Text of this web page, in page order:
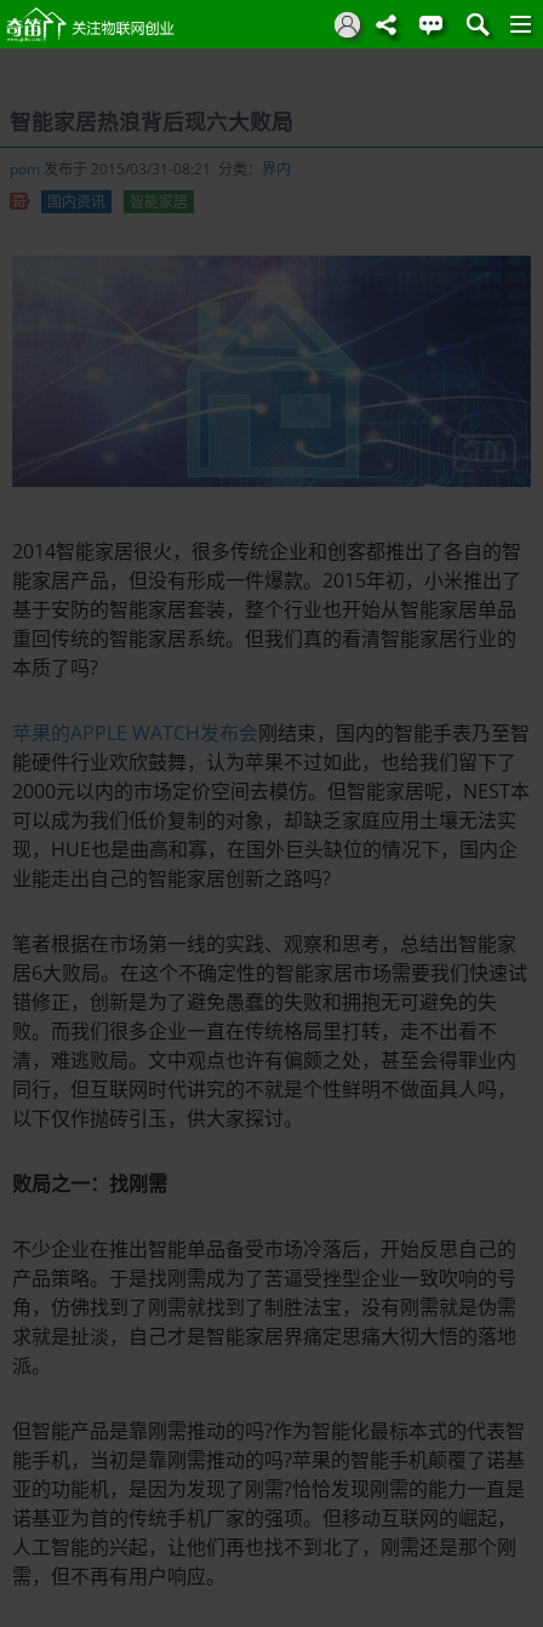
智能家居热浪背后现六大败局
pom 发布于 2015/03/31-08:21 分类： 界内
国内资讯
智能家居
2014智能家居很火，很多传统企业和创客都推出了各自的智
能家居产品，但没有形成一件爆款。2015年初，小米推出了
基于安防的智能家居套装，整个行业也开始从智能家居单品
重回传统的智能家居系统。但我们真的看清智能家居行业的
本质了吗?
苹果的APPLE WATCH发布会刚结束，国内的智能手表乃至智
能硬件行业欢欣鼓舞，认为苹果不过如此，也给我们留下了
2000元以内的市场定价空间去模仿。但智能家居呢，NEST本
可以成为我们低价复制的对象，却缺乏家庭应用土壤无法实
现，HUE也是曲高和寡，在国外巨头缺位的情况下，国内企
业能走出自己的智能家居创新之路吗?
笔者根据在市场第一线的实践、观察和思考，总结出智能家
居6大败局。在这个不确定性的智能家居市场需要我们快速试
错修正，创新是为了避免愚蠢的失败和拥抱无可避免的失
败。而我们很多企业一直在传统格局里打转，走不出看不
清，难逃败局。文中观点也许有偏颇之处，甚至会得罪业内
同行，但互联网时代讲究的不就是个性鲜明不做面具人吗，
以下仅作抛砖引玉，供大家探讨。
败局之一：找刚需
不少企业在推出智能单品备受市场冷落后，开始反思自己的
产品策略。于是找刚需成为了苦逼受挫型企业一致吹响的号
角，仿佛找到了刚需就找到了制胜法宝，没有刚需就是伪需
求就是扯淡，自己才是智能家居界痛定思痛大彻大悟的落地
派。
但智能产品是靠刚需推动的吗?作为智能化最标本式的代表智
能手机，当初是靠刚需推动的吗?苹果的智能手机颠覆了诺基
亚的功能机，是因为发现了刚需?恰恰发现刚需的能力一直是
诺基亚为首的传统手机厂家的强项。但移动互联网的崛起，
人工智能的兴起，让他们再也找不到北了，刚需还是那个刚
需，但不再有用户响应。